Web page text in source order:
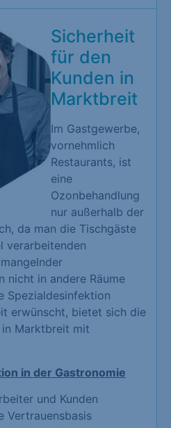
Sicherheit
für den
Kunden in
Marktbreit
Im Gastgewerbe,
vornehmlich
Restaurants, ist
eine
Ozonbehandlung
nur außerhalb der
da man die Tischgäste
verarbeitenden
nicht in andere Räume
Spezialdesinfektion
erwünscht, bietet sich die
Marktbreit mit
in der Gastronomie
und Kunden
Vertrauensbasis